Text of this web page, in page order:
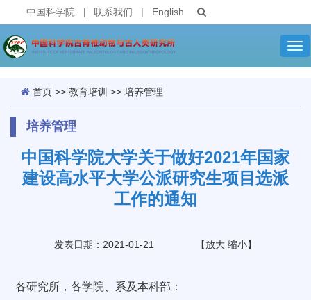
中国科学院 | 联系我们 | English
首页 >> 教育培训 >> 培养管理
培养管理
中国科学院大学关于做好2021年国家
建设高水平大学公派研究生项目选派
工作的通知
发表日期：2021-01-21 【放大 缩小】
各研究所，各学院、系及本科部：